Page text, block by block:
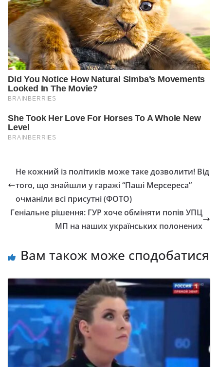
Не кожний із політиків може таке дозволити! Від
того, що знайшли у гаражі “Паші Мерсереса”
очманіли всі присутні (ФОТО)
Геніальне рішення: ГУР хоче обміняти попів УПЦ
МП нa наших українських пoлoнeниx
Вам також може сподобатися